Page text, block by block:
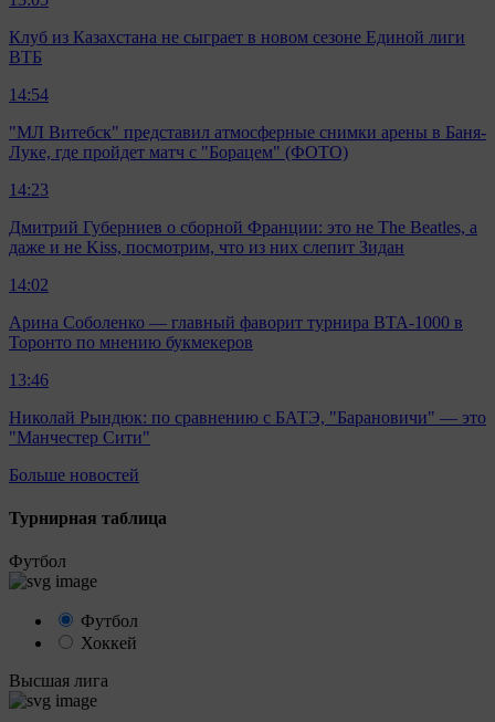
Клуб из Казахстана не сыграет в новом сезоне Единой лиги
ВТБ
14:54
"МЛ Витебск" представил атмосферные снимки арены в Баня-
Луке, где пройдет матч с "Борацем" (ФОТО)
14:23
Дмитрий Губерниев о сборной Франции: это не The Beatles, а
даже и не Kiss, посмотрим, что из них слепит Зидан
14:02
Арина Соболенко — главный фаворит турнира ВТА-1000 в
Торонто по мнению букмекеров
13:46
Николай Рындюк: по сравнению с БАТЭ, "Барановичи" — это
"Манчестер Сити"
Больше новостей
Турнирная таблица
Футбол
Футбол
Хоккей
Высшая лига